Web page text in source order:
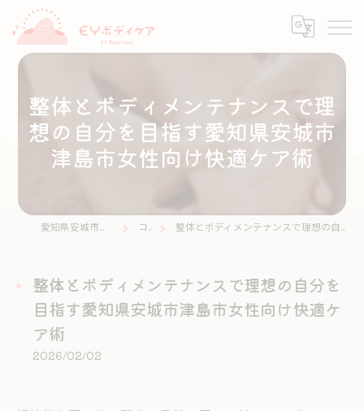
整体とボディメンテナンスで理
想の自分を目指す愛知県安城市
津島市女性向け快適ケア術
愛知県安城市の整体ならEYボディケア コラム 整体とボディメンテナンスで理想の自分を目指す愛知県安城市津島市女性向け快適ケア術
整体とボディメンテナンスで理想の自分を
目指す愛知県安城市津島市女性向け快適ケ
ア術
2026/02/02